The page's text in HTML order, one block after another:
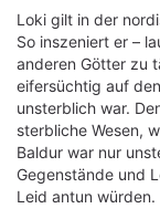
Loki gilt in der
So inszeniert er –
anderen Götter zu
eifersüchtig auf den
unsterblich war.
sterbliche Wesen,
Baldur war nur
Gegenstände und
Leid antun würden.